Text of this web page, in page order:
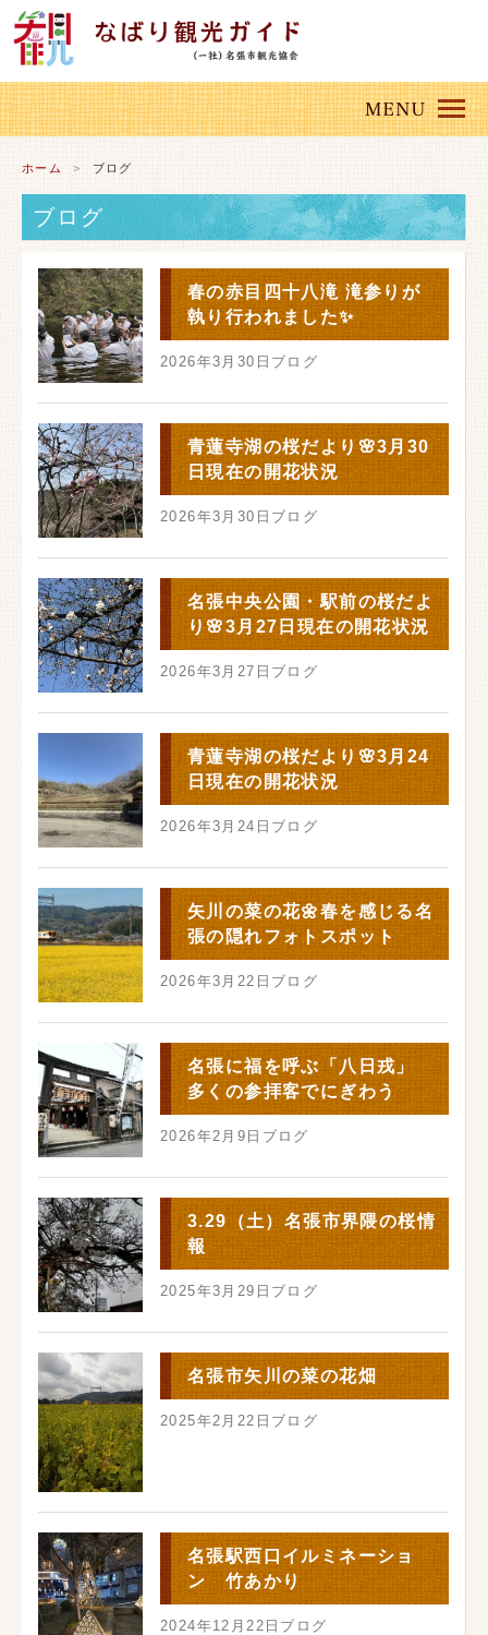
ホーム ブログ
ブログ
春の赤目四十八滝 滝参りが
執り行われました✨
2026年3月30日 ブログ
青蓮寺湖の桜だより🌸3月30
日現在の開花状況
2026年3月30日 ブログ
名張中央公園・駅前の桜だよ
り🌸3月27日現在の開花状況
2026年3月27日 ブログ
青蓮寺湖の桜だより🌸3月24
日現在の開花状況
2026年3月24日 ブログ
矢川の菜の花🌼春を感じる名
張の隠れフォトスポット
2026年3月22日 ブログ
名張に福を呼ぶ「八日戎」
多くの参拝客でにぎわう
2026年2月9日 ブログ
3.29（土）名張市界隈の桜情
報
2025年3月29日 ブログ
名張市矢川の菜の花畑
2025年2月22日 ブログ
名張駅西口イルミネーショ
ン 竹あかり
2024年12月22日 ブログ